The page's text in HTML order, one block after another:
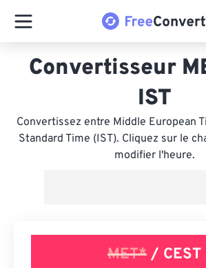
Convertisseur
IST
Convertissez entre Middle European
Standard Time (IST). Cliquez sur le
modifier l'heure.
MET* / CEST